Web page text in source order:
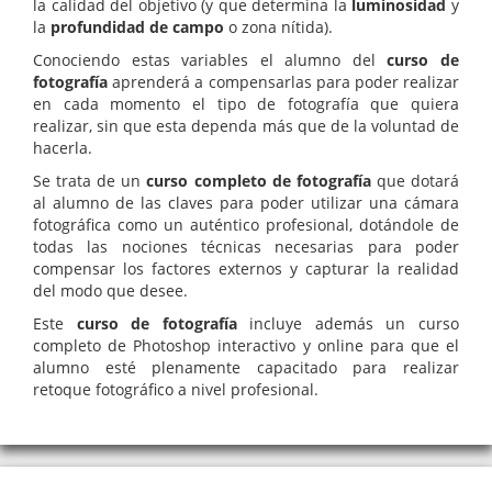
la calidad del objetivo (y que determina la luminosidad y
la profundidad de campo o zona nítida).
Conociendo estas variables el alumno delcurso de
fotografía aprenderá a compensarlas para poder realizar
en cada momento el tipo de fotografía que quiera
realizar, sin que esta dependa más que de la voluntad de
hacerla.
Se trata de un curso completo de fotografíaque dotará
al alumno de las claves para poder utilizar una cámara
fotográfica como un auténtico profesional, dotándole de
todas las nociones técnicas necesarias para poder
compensar los factores externos y capturar la realidad
del modo que desee.
Este curso de fotografíaincluye además un curso
completo de Photoshop interactivo y online para que el
alumno esté plenamente capacitado para realizar
retoque fotográfico a nivel profesional.